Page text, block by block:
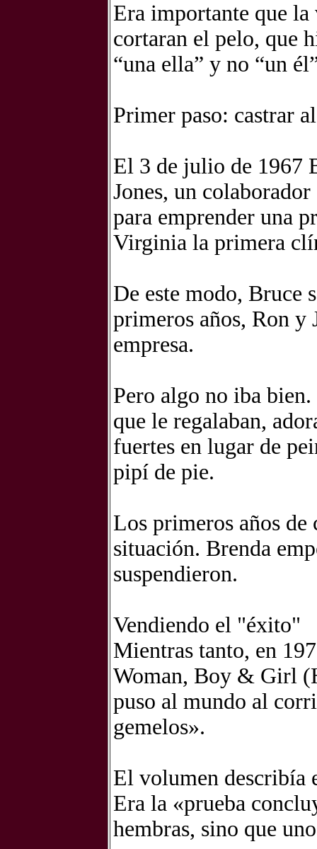
Era importante que
cortaran el pelo, que
“una ella” y no “un
Primer paso: castrar
El 3 de julio de 1967
Jones, un
para emprender una
Virginia la primera
De este modo, Bruce
primeros años, Ron y
empresa.
Pero algo no iba
que le regalaban,
fuertes en lugar de
pipí de pie.
Los primeros años
situación. Brenda
suspendieron.
Vendiendo el "éxito"
Mientras tanto, en
Woman, Boy & Girl
puso al mundo al
gemelos».
El volumen describía
Era la «prueba
hembras, sino que